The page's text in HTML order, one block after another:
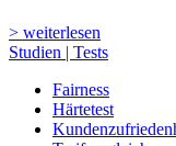
> weiterlesen
Studien | Tests
Fairness
Härtetest